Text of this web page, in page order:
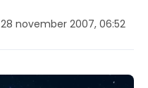
28 november 2007, 06:52